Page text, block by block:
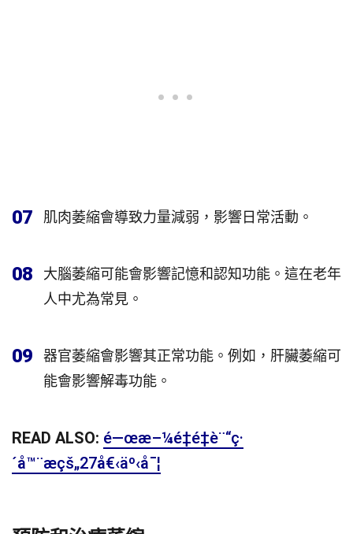
07 肌肉萎縮會導致力量減弱，影響日常活動。
08
大腦萎縮可能會影響記憶和認知功能。這在老年
人中尤為常見。
09
器官萎縮會影響其正常功能。例如，肝臟萎縮可
能會影響解毒功能。
READ ALSO: é—œæ–¼é‡é‡è¨“ç·
´å™¨æçš„27å€‹äº‹å¯¦